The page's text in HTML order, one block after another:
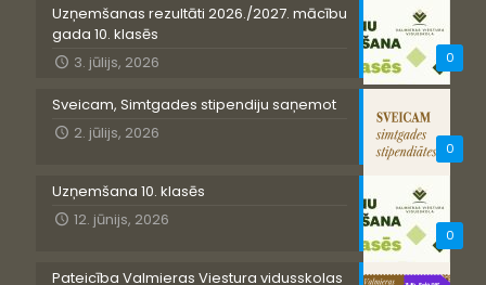
0
Uzņemšanas rezultāti 2026./2027. mācību
gada 10. klasēs
3. jūlijs, 2026
0
Sveicam, Simtgades stipendiju saņemot
2. jūlijs, 2026
0
Uzņemšana 10. klasēs
12. jūnijs, 2026
Pateicība Valmieras Viestura vidusskolas